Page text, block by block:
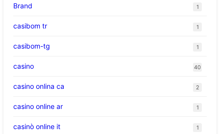
Brand 1
casibom tr 1
casibom-tg 1
casino 40
casino onlina ca 2
casino online ar 1
casinò online it 1